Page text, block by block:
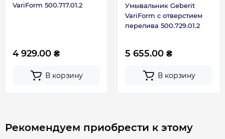
VariForm 500.717.01.2
4 929.00 ₴
В корзину
Умывальник Geberit
VariForm с отверстием
перелива 500.729.01.2
5 655.00 ₴
В корзину
Рекомендуем приобрести к этому